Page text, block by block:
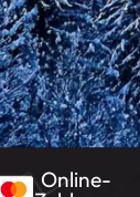
Online-